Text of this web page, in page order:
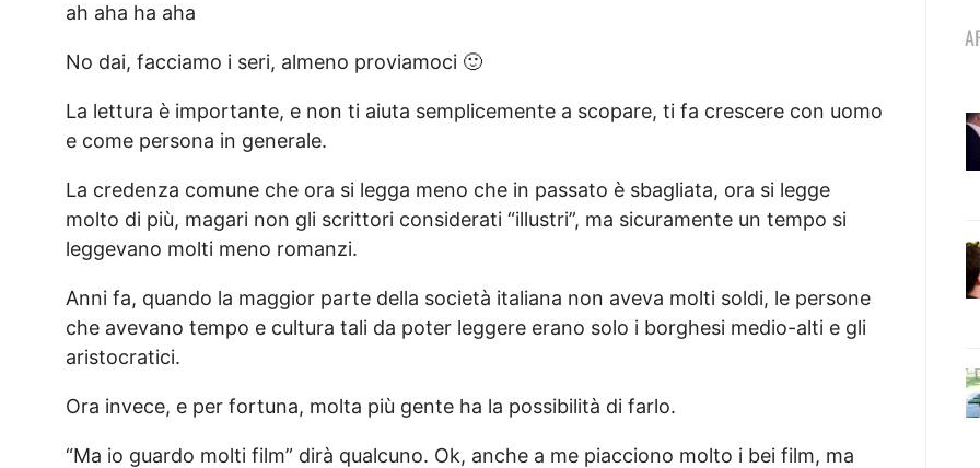
ah aha ha aha
No dai, facciamo i seri, almeno proviamoci 🙂
La lettura è importante, e non ti aiuta semplicemente a scopare, ti fa crescere con uomo
e come persona in generale.
La credenza comune che ora si legga meno che in passato è sbagliata, ora si legge
molto di più, magari non gli scrittori considerati “illustri”, ma sicuramente un tempo si
leggevano molti meno romanzi.
Anni fa, quando la maggior parte della società italiana non aveva molti soldi, le persone
che avevano tempo e cultura tali da poter leggere erano solo i borghesi medio-alti e gli
aristocratici.
Ora invece, e per fortuna, molta più gente ha la possibilità di farlo.
“Ma io guardo molti film” dirà qualcuno. Ok, anche a me piacciono molto i bei film, ma